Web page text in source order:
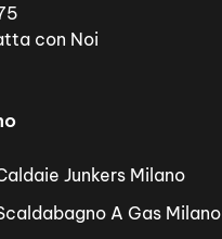
con Noi
Junkers Milano
A Gas Milano